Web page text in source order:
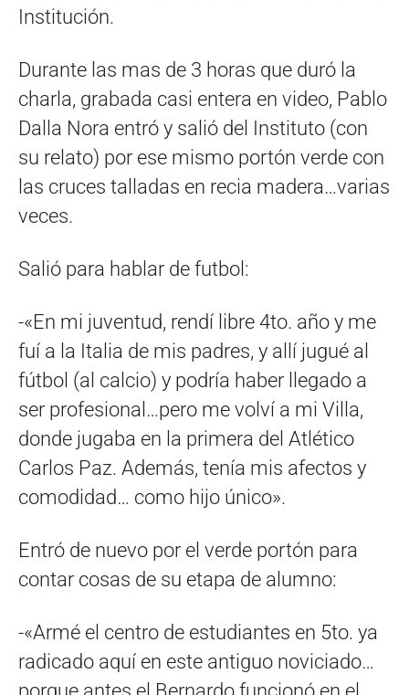
Institución.
Durante las mas de 3 horas que duró la
charla, grabada casi entera en video, Pablo
Dalla Nora entró y salió del Instituto (con
su relato) por ese mismo portón verde con
las cruces talladas en recia madera…varias
veces.
Salió para hablar de futbol:
-«En mi juventud, rendí libre 4to. año y me
fuí a la Italia de mis padres, y allí jugué al
fútbol (al calcio) y podría haber llegado a
ser profesional…pero me volví a mi Villa,
donde jugaba en la primera del Atlético
Carlos Paz. Además, tenía mis afectos y
comodidad… como hijo único».
Entró de nuevo por el verde portón para
contar cosas de su etapa de alumno:
-«Armé el centro de estudiantes en 5to. ya
radicado aquí en este antiguo noviciado…